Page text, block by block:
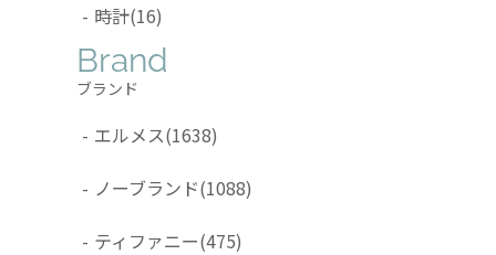
- 時計(16)
Brand
ブランド
- エルメス(1638)
- ノーブランド(1088)
- ティファニー(475)